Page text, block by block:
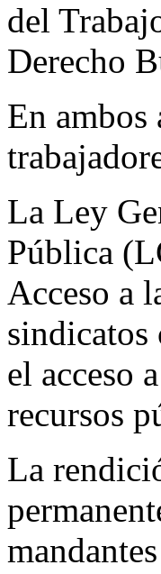
del
Derecho
En ambos
La Ley
Pública
Acceso a
sindicatos
el acceso
recursos
La